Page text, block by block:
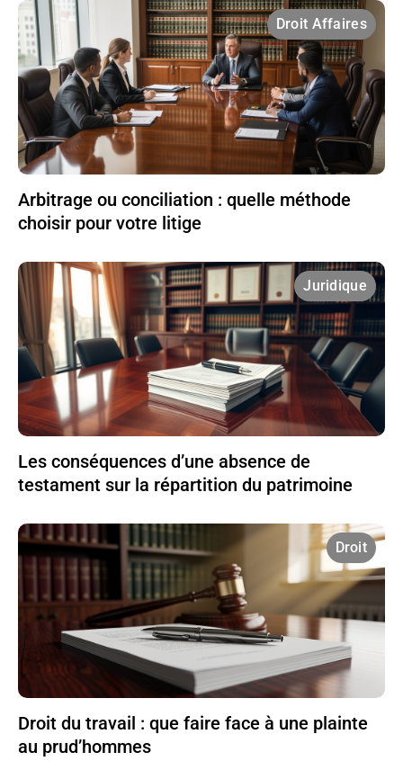
Droit Affaires
Arbitrage ou conciliation : quelle méthode
choisir pour votre litige
Juridique
Les conséquences d’une absence de
testament sur la répartition du patrimoine
Droit
Droit du travail : que faire face à une plainte
au prud’hommes